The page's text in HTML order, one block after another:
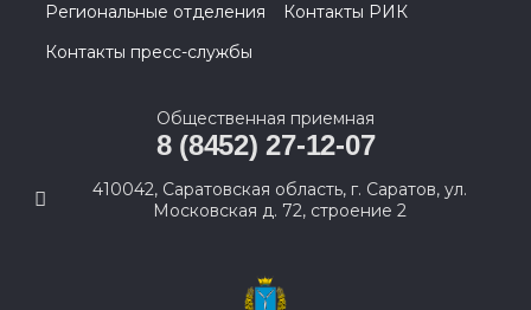
Региональные отделения
Контакты РИК
Контакты пресс-службы
Общественная приемная
8 (8452) 27-12-07
410042, Саратовская область, г. Саратов, ул.
Московская д. 72, строение 2